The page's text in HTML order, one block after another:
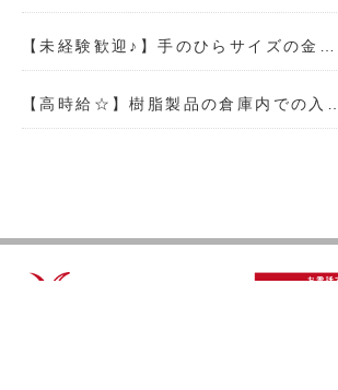
【未経験歓迎♪】手のひらサイズの金…
【高時給☆】樹脂製品の倉庫内での入…